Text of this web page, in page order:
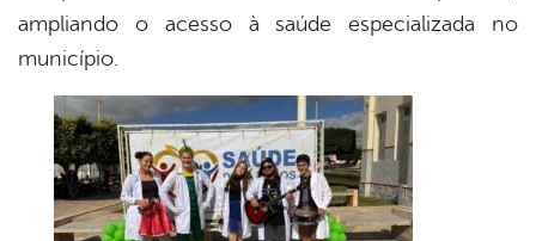
ampliando o acesso à saúde especializada no
município.